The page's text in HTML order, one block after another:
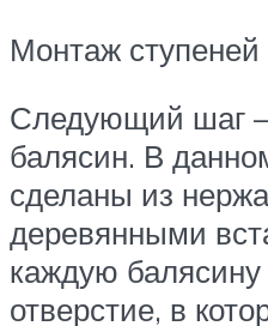
Монтаж ступеней
Следующий шаг
балясин. В
сделаны из
деревянными
каждую балясину
отверстие, в